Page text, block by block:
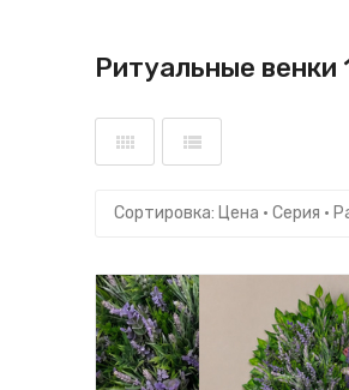
Ритуальные венки
Сортировка: Цена · Серия ·